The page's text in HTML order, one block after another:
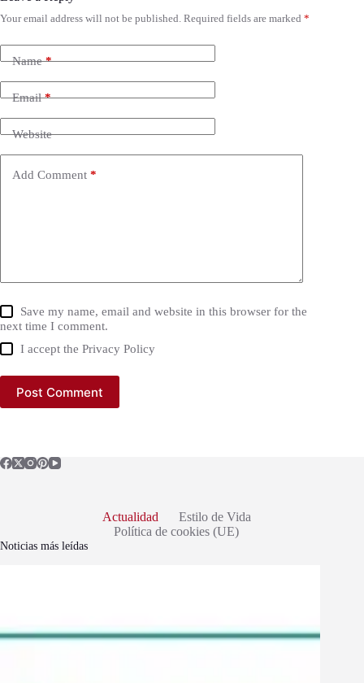
Your email address will not be published. Required fields are marked *
Name*
Email*
Website
Add Comment *
Save my name, email and website in this browser for the
next time I comment.
I accept thePrivacy Policy
Post Comment
Actualidad
Estilo de Vida
Política de cookies (UE)
Noticias más leídas